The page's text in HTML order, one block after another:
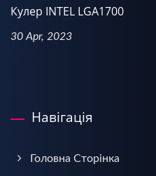
Кулер INTEL LGA1700
30 Apr, 2023
Навігація
Головна Сторінка